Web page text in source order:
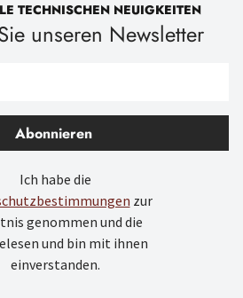
TECHNISCHEN NEUIGKEITEN
unseren Newsletter
Abonnieren
Ich habe die
zur
genommen und die
und bin mit ihnen
einverstanden.